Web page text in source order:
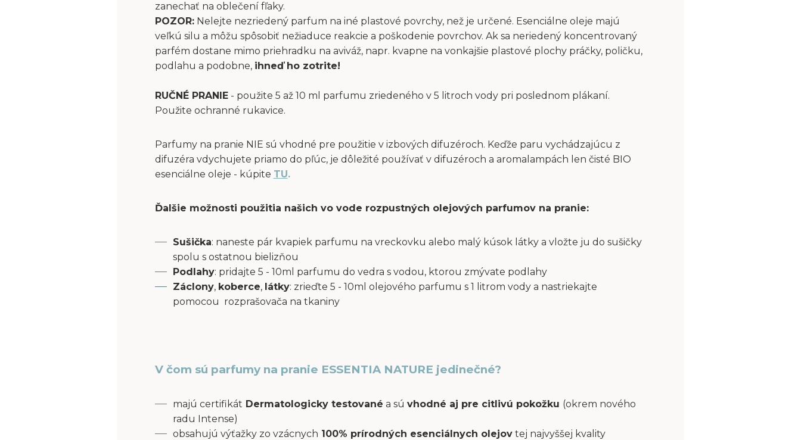
zanechať na oblečení fľaky.
POZOR:Nelejte nezriedený parfum na iné plastové povrchy, než je určené. Esenciálne oleje majú
veľkú silu a môžu spôsobiť nežiaduce reakcie a poškodenie povrchov. Ak sa neriedený koncentrovaný
parfém dostane mimo priehradku na aviváž, napr. kvapne na vonkajšie plastové plochy práčky, poličku,
podlahu a podobne, ihneď ho zotrite!
RUČNÉ PRANIE- použite 5 až 10 ml parfumu zriedeného v 5 litroch vody pri poslednom plákaní.
Použite ochranné rukavice.
Parfumy na pranie NIE sú vhodné pre použitie v izbových difuzéroch. Keďže paru vychádzajúcu z
difuzéra vdychujete priamo do pľúc, je dôležité používať v difuzéroch a aromalampách len čisté BIO
esenciálne oleje - kúpite TU.
Ďalšie možnosti použitia našich vo vode rozpustných olejových parfumov na pranie:
Sušička: naneste pár kvapiek parfumu na vreckovku alebo malý kúsok látky a vložte ju do sušičky
spolu s ostatnou bielizňou
Podlahy: pridajte 5 - 10ml parfumu do vedra s vodou, ktorou zmývate podlahy
Záclony, koberce, látky: zrieďte 5 - 10ml olejového parfumu s 1 litrom vody a nastriekajte
pomocou rozprašovača na tkaniny
V čom sú parfumy na pranie ESSENTIA NATURE jedinečné?
majú certifikát Dermatologicky testované a sú vhodné aj pre citlivú pokožku (okrem nového
radu Intense)
obsahujú výťažky zo vzácnych 100% prírodných esenciálnych olejovtej najvyššej kvality